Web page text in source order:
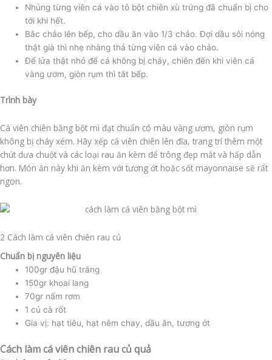
Nhúng từng viên cá vào tô bột chiên xù trứng đã chuẩn bị cho
tới khi hết.
Bắc chảo lên bếp, cho dầu ăn vào 1/3 chảo. Đợi dầu sôi nóng
thật già thì nhẹ nhàng thả từng viên cá vào chảo.
Để lửa thật nhỏ để cá không bị cháy, chiên đến khi viên cá
vàng ươm, giòn rụm thì tắt bếp.
Trình bày
Cá viên chiên bằng bột mì đạt chuẩn có màu vàng ươm, giòn rụm
không bị cháy xém. Hãy xếp cá viên chiên lên đĩa, trang trí thêm một
chút dưa chuột và các loại rau ăn kèm để trông đẹp mắt và hấp dẫn
hơn. Món ăn này khi ăn kèm với tương ớt hoặc sốt mayonnaise sẽ rất
ngon.
2 Cách làm cá viên chiên rau củ
Chuẩn bị nguyên liệu
100gr đậu hũ trắng
150gr khoai lang
70gr nấm rơm
1 củ cà rốt
Gia vị: hạt tiêu, hạt nêm chay, dầu ăn, tương ớt
Cách làm cá viên chiên rau củ quả